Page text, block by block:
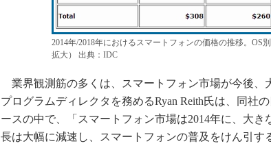
2014年/2018年におけるスマートフォンの価格の推移。OS
拡大） 出典：IDC
業界観測筋の多くは、スマートフォン市場が今後、
プログラムディレクタを務めるRyan Reith氏は、同社
ースの中で、「スマートフォン市場は2014年に、大
長は大幅に減速し、スマートフォンの普及をけん引す